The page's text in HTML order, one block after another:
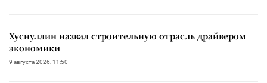
Хуснуллин назвал строительную отрасль драйвером
экономики
9 августа 2026, 11:50